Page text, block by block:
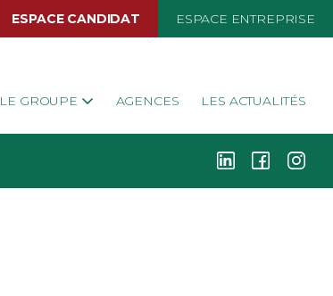
ESPACE CANDIDAT ESPACE ENTREPRISE
LE GROUPE AGENCES LES ACTUALITÉS
k i j